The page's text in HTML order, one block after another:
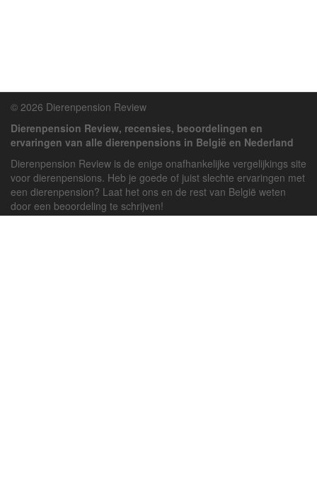
© 2026 Dierenpension Review
Dierenpension Review, recensies, beoordelingen en
ervaringen van alle dierenpensions in België en Nederland
Dierenpension Review is de enige onafhankelijke vergelijkings site
voor dierenpensions. Heb je goede of juist slechte ervaringen met
een dierenpension? Laat het ons en de rest van België weten
door een beoordeling te schrijven!